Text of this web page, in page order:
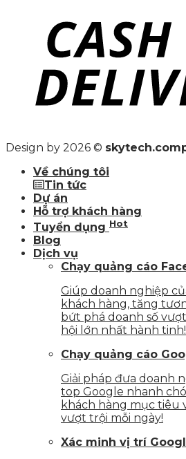
Design by 2026 ©
Về chúng tôi
Tin tức
Dự án
Hỗ trợ khách hàng
Tuyển dụng Hot
Blog
Dịch vụ
Chạy quảng cáo
Giúp doanh nghiệp
khách hàng, tăng
bứt phá doanh số
hội lớn nhất hành tinh!
Chạy quảng cáo
Giải pháp đưa doanh
top Google nhanh
khách hàng mục tiêu
vượt trội mỗi ngày!
Xác minh vị trí